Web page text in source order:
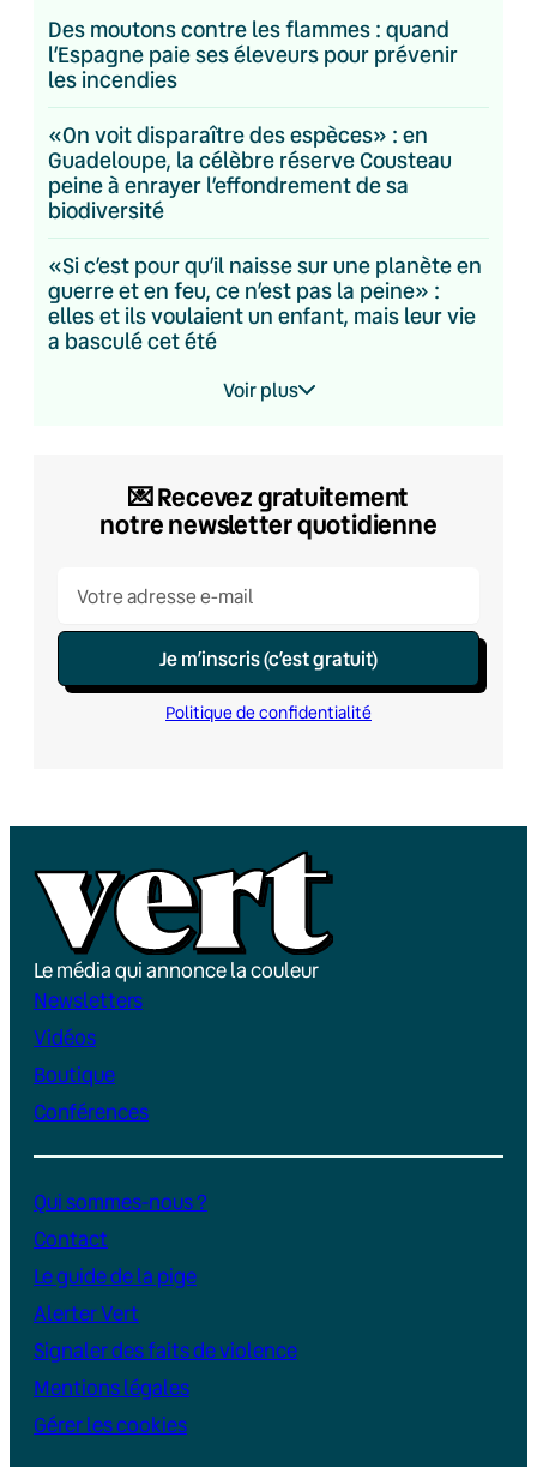
Des moutons contre les flammes : quand
l’Espagne paie ses éleveurs pour prévenir
les incendies
«On voit disparaître des espèces» : en
Guadeloupe, la célèbre réserve Cousteau
peine à enrayer l’effondrement de sa
biodiversité
«Si c’est pour qu’il naisse sur une planète en
guerre et en feu, ce n’est pas la peine» :
elles et ils voulaient un enfant, mais leur vie
a basculé cet été
Voir plus
💌​ Recevez gratuitement
notre newsletter quotidienne
Je m’inscris (c’est gratuit)
Politique de confidentialité
Le média qui annonce la couleur
Newsletters
Vidéos
Boutique
Conférences
Qui sommes-nous ?
Contact
Le guide de la pige
Alerter Vert
Signaler des faits de violence
Mentions légales
Gérer les cookies